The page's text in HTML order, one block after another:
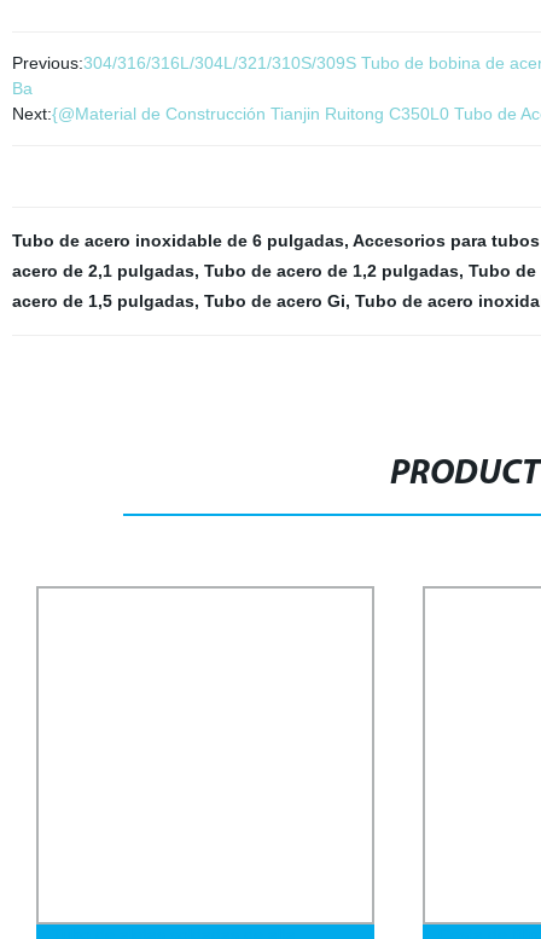
Previous:304/316/316L/304L/321/310S/309S Tubo de bobina de
Ba
Next:{@Material de Construcción Tianjin Ruitong C350L0 Tubo de
Tubo de acero inoxidable de 6 pulgadas, Accesorios para
acero de 2,1 pulgadas, Tubo de acero de 1,2 pulgadas, Tubo de
acero de 1,5 pulgadas, Tubo de acero Gi, Tubo de acero